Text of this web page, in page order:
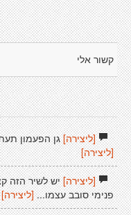
קשור אלי
[ליצירה]גן הפעמון
[ליצירה]
[ליצירה]יש לשיר הזה
פנימי סובב עצמו... [ליצירה]